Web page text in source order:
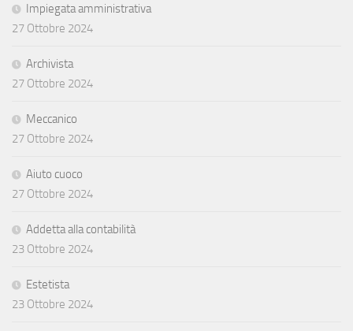
Impiegata amministrativa
27 Ottobre 2024
Archivista
27 Ottobre 2024
Meccanico
27 Ottobre 2024
Aiuto cuoco
27 Ottobre 2024
Addetta alla contabilità
23 Ottobre 2024
Estetista
23 Ottobre 2024